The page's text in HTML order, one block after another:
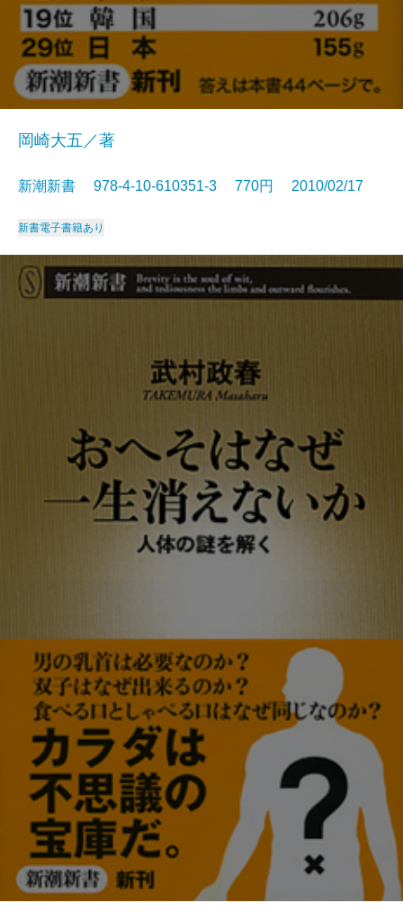
岡崎大五／著
新潮新書 978-4-10-610351-3 770円 2010/02/17
新書電子書籍あり